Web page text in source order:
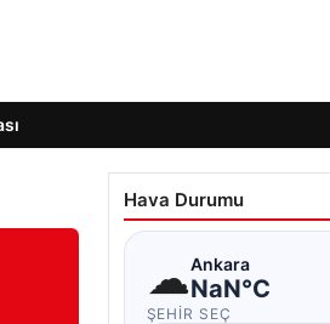
Hava Durumu
☁Ankara
NaN°C
ŞEHIR SEÇ